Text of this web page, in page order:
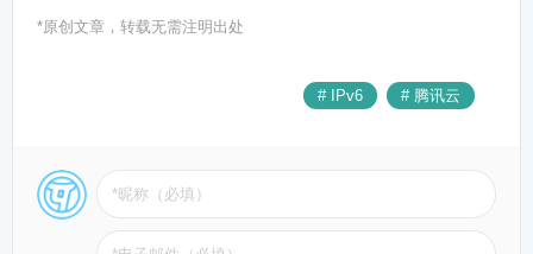
*原创文章，转载无需注明出处
# IPv6 # 腾讯云